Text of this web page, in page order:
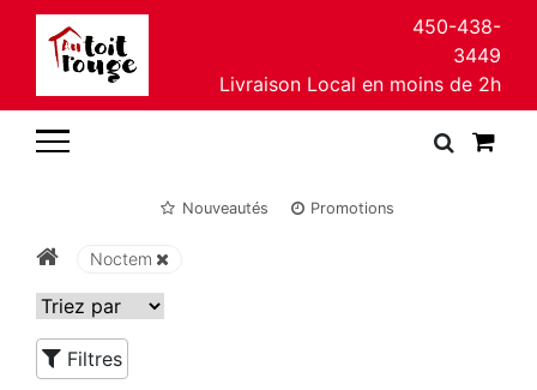
450-438-
3449
Livraison Local en moins de 2h
Nouveautés Promotions
Noctem
Filtres